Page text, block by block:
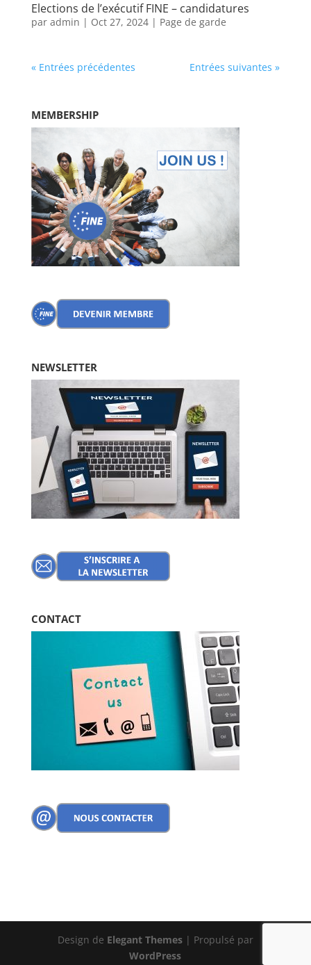
Elections de l’exécutif FINE – candidatures
par admin | Oct 27, 2024| Page de garde
« Entrées précédentes Entrées suivantes »
MEMBERSHIP
NEWSLETTER
CONTACT
Design de Elegant Themes| Propulsé par
WordPress